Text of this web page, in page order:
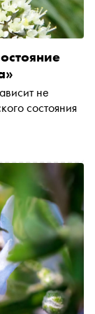
не
состояния